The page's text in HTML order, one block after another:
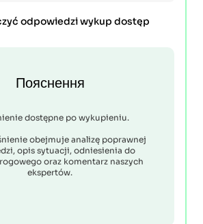
odpowiedzi wykup dostęp
Пояснення
dostępne po wykupieniu.
obejmuje analizę poprawnej
opis sytuacji, odniesienia do
oraz komentarz naszych
ekspertów.